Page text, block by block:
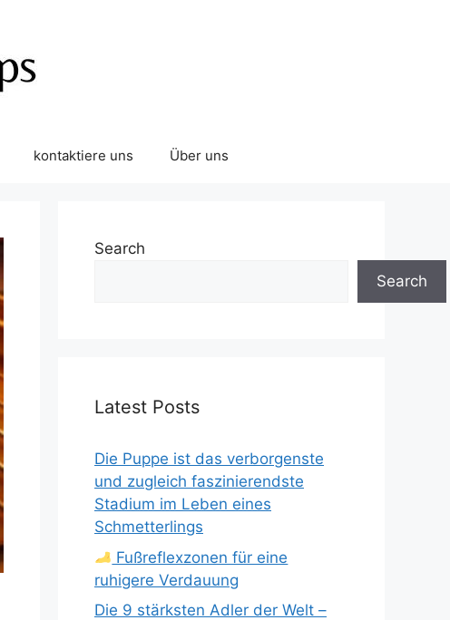
kontaktiere uns Über uns
Search
Search
Latest Posts
Die Puppe ist das verborgenste
und zugleich faszinierendste
Stadium im Leben eines
Schmetterlings
Fußreflexzonen für eine
ruhigere Verdauung
Die 9 stärksten Adler der Welt –